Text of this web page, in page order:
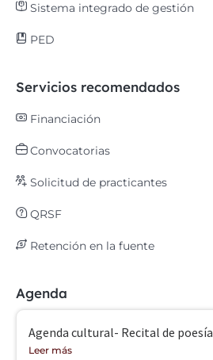
Sistema integrado de gestión
PED
Servicios recomendados
Financiación
Convocatorias
Solicitud de practicantes
QRSF
Retención en la fuente
Agenda
Agenda cultural- Recital de poesía
Leer más